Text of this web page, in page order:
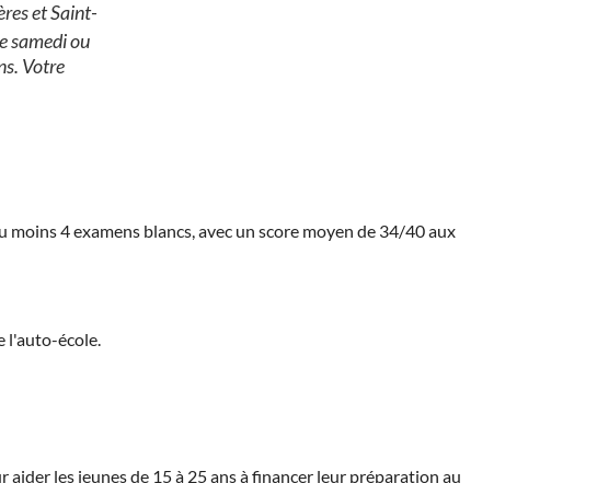
et Saint-
samedi ou
Votre
4 examens blancs, avec un score moyen de 34/40 aux
l'auto-école.
les jeunes de 15 à 25 ans à financer leur préparation au